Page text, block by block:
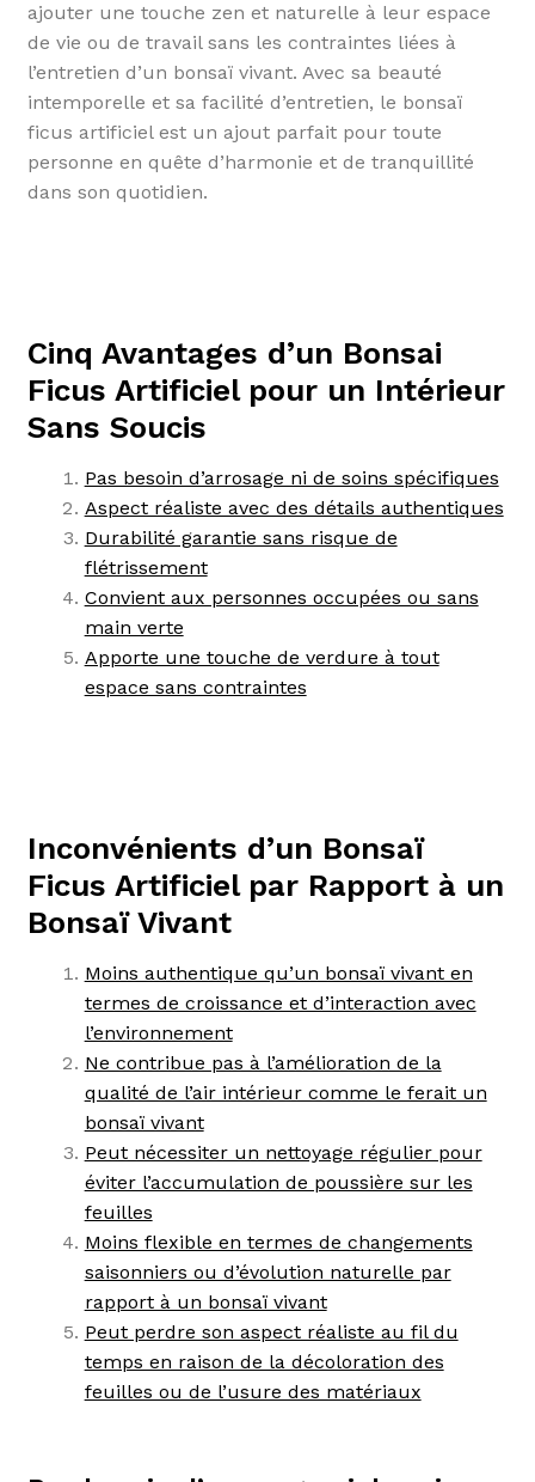
ajouter une touche zen et naturelle à leur espace
de vie ou de travail sans les contraintes liées à
l’entretien d’un bonsaï vivant. Avec sa beauté
intemporelle et sa facilité d’entretien, le bonsaï
ficus artificiel est un ajout parfait pour toute
personne en quête d’harmonie et de tranquillité
dans son quotidien.
Cinq Avantages d’un Bonsai
Ficus Artificiel pour un Intérieur
Sans Soucis
Pas besoin d’arrosage ni de soins spécifiques
Aspect réaliste avec des détails authentiques
Durabilité garantie sans risque de
flétrissement
Convient aux personnes occupées ou sans
main verte
Apporte une touche de verdure à tout
espace sans contraintes
Inconvénients d’un Bonsaï
Ficus Artificiel par Rapport à un
Bonsaï Vivant
Moins authentique qu’un bonsaï vivant en
termes de croissance et d’interaction avec
l’environnement
Ne contribue pas à l’amélioration de la
qualité de l’air intérieur comme le ferait un
bonsaï vivant
Peut nécessiter un nettoyage régulier pour
éviter l’accumulation de poussière sur les
feuilles
Moins flexible en termes de changements
saisonniers ou d’évolution naturelle par
rapport à un bonsaï vivant
Peut perdre son aspect réaliste au fil du
temps en raison de la décoloration des
feuilles ou de l’usure des matériaux